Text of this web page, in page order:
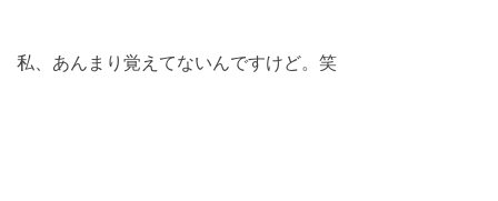
私、あんまり覚えてないんですけど。笑